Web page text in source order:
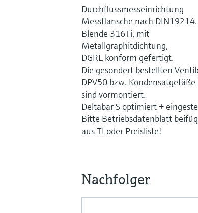
Durchflussmesseinrichtung
Messflansche nach DIN19214.
Blende 316Ti, mit
Metallgraphitdichtung,
DGRL konform gefertigt.
Die gesondert bestellten
DPV50 bzw. Kondensatgefäße
sind vormontiert.
Deltabar S optimiert +
Bitte Betriebsdatenblatt
aus TI oder Preisliste!
Nachfolger